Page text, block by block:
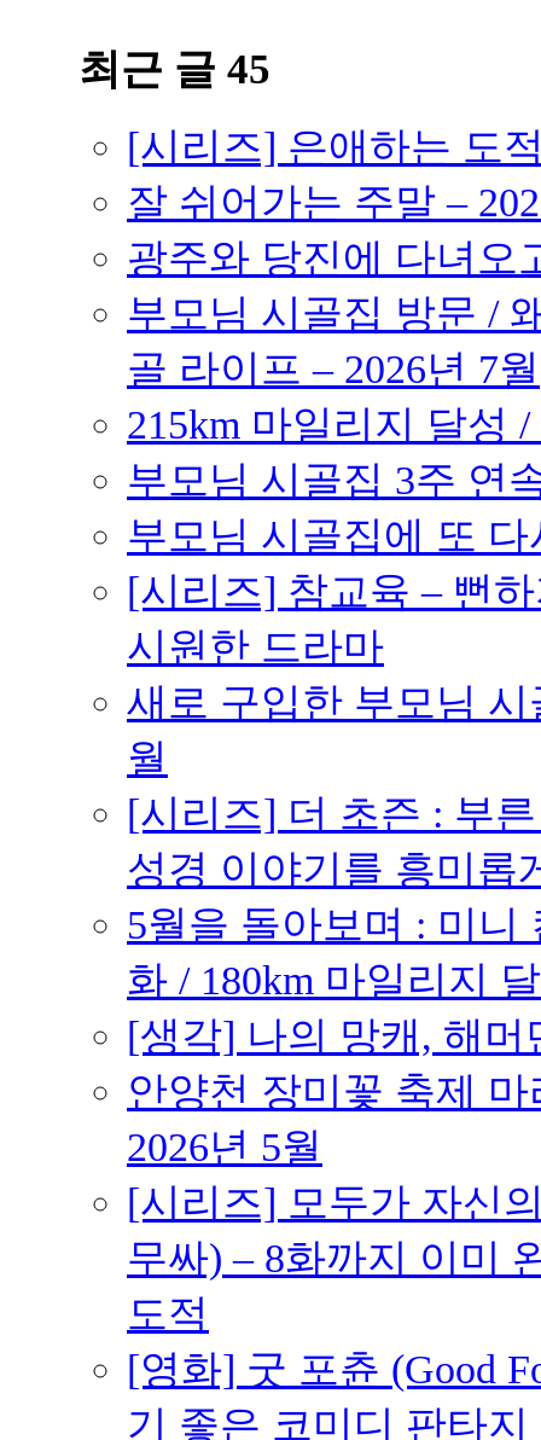
최근 글 45
[시리즈] 은애하는 도
잘 쉬어가는 주말 –
광주와 당진에 다녀오
부모님 시골집 방문 /
골 라이프 – 2026년 7월
215km 마일리지 달성
부모님 시골집 3주 연
부모님 시골집에 또
[시리즈] 참교육 – 뻔
시원한 드라마
새로 구입한 부모님 시
월
[시리즈] 더 초즌 : 부른
성경 이야기를 흥미롭
5월을 돌아보며 : 미니
화 / 180km 마일리지
[생각] 나의 망캐, 해머
안양천 장미꽃 축제
2026년 5월
[시리즈] 모두가 자신
무싸) – 8화까지 이미
도적
[영화] 굿 포츈 (Good
기 좋은 코미디 판타지